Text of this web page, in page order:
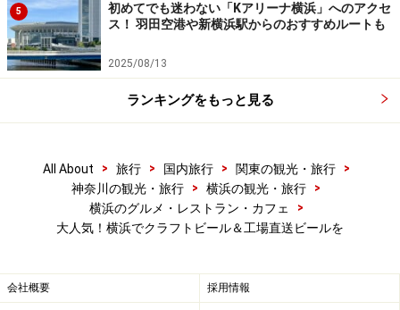
驛の食卓外観
住所：横浜市中区住吉町6-68-1
営業時間：月～金11:30～15:00、18:00～23:00、土11:30
～23:00、日・祝日11:30～21:00
※18:00以降は10%のサービス料がかかります
定休日：年末年始
交通・アクセス：JR桜木町駅、横浜市営地下鉄 桜木町
TEL：045-641-9901
URL：
5
初めてでも迷わない「Kアリーナ横浜」へのアクセ
ス！ 羽田空港や新横浜駅からのおすすめルートも
2025/08/13
ランキングをもっと見る
All About > 旅行 > 国内旅行 > 関東の観光・旅行
>
神奈川の観光・旅行
> 横浜の観光・旅行
>
横浜のグルメ・レストラン・カフェ
>
大人気！横浜でクラフトビール＆工場直送ビールを
会社概要 採用情報